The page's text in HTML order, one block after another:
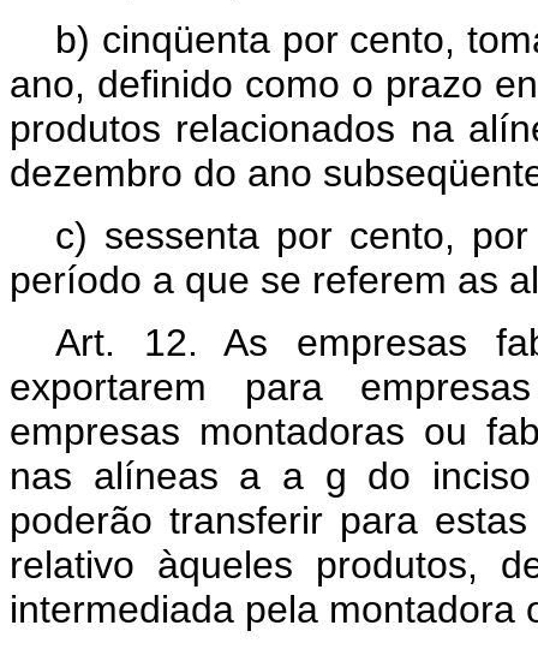
b) cinqüenta por cento,
ano, definido como o prazo
produtos relacionados na
dezembro do ano
c) sessenta por cento,
período a que se referem as
Art. 12. As empresas
exportarem para
empresas montadoras ou
nas alíneas a a g do
poderão transferir para
relativo àqueles produtos,
intermediada pela montadora